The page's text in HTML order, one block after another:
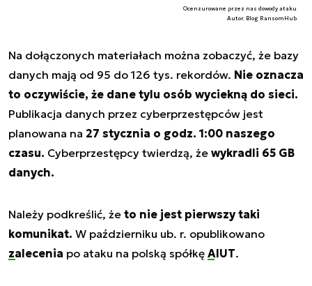
Ocenzurowane przez nas dowody ataku
Autor. Blog RansomHub
Na dołączonych materiałach można zobaczyć, że bazy
danych mają od 95 do 126 tys. rekordów. Nie oznacza
to oczywiście, że dane tylu osób wyciekną do sieci.
Publikacja danych przez cyberprzestępców jest
planowana na 27 stycznia o godz. 1:00 naszego
czasu. Cyberprzestępcy twierdzą, że wykradli 65 GB
danych.
Należy podkreślić, że to nie jest pierwszy taki
komunikat. W październiku ub. r. opublikowano
zalecenia po ataku na polską spółkę AIUT.